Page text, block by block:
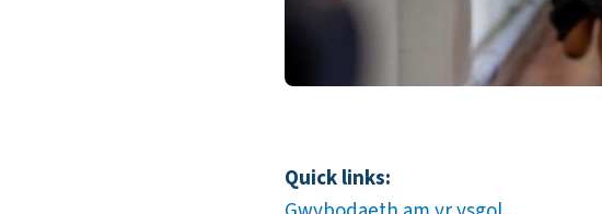
Quick links: